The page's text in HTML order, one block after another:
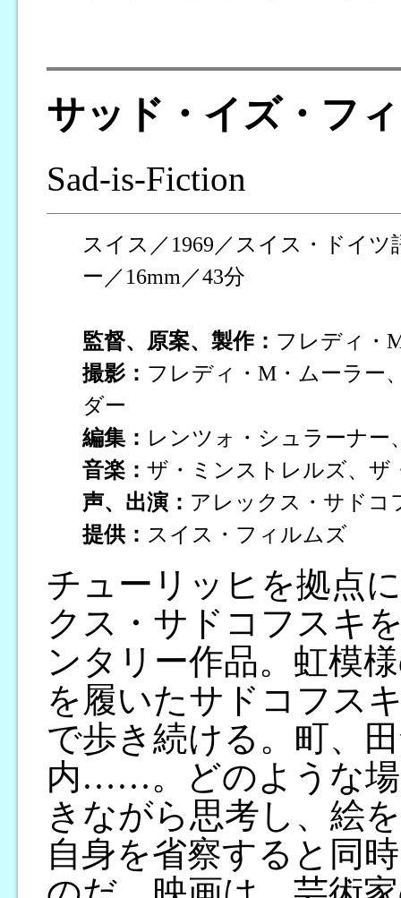
サッド・イズ・フ
Sad-is-Fiction
スイス／1969／スイス・ドイ
ー／16mm／43分
監督、原案、製作： フレディ・
撮影： フレディ・M・ムーラー
ダー
編集： レンツォ・シュラーナー
音楽： ザ・ミンストレルズ、ザ
声、出演： アレックス・サドコ
提供： スイス・フィルムズ
チューリッヒを拠点
クス・サドコフスキ
ンタリー作品。虹模
を履いたサドコフス
で歩き続ける。町、
内……。どのような場
きながら思考し、絵
自身を省察すると同